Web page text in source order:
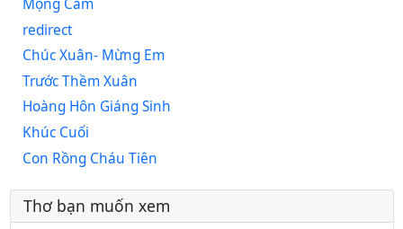
Mộng Cảm
redirect
Chúc Xuân- Mừng Em
Trước Thềm Xuân
Hoàng Hôn Giáng Sinh
Khúc Cuối
Con Rồng Cháu Tiên
Thơ bạn muốn xem